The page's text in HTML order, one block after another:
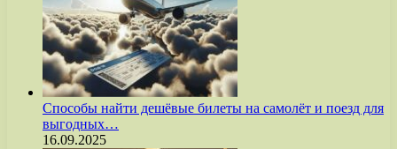
Способы найти дешёвые билеты на самолёт и поезд для
выгодных…
16.09.2025